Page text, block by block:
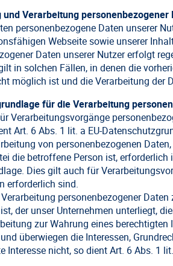
Verarbeitung personenbezogener
personenbezogene Daten unserer
Webseite sowie unserer
Daten unserer Nutzer erfolgt
in solchen Fällen, in denen die
möglich ist und die Verarbeitung der
für die Verarbeitung
Verarbeitungsvorgänge
Art. 6 Abs. 1 lit. a EU-
von personenbezogenen
die betroffene Person ist, erforderlich
Dies gilt auch für
erforderlich sind.
personenbezogener
der unser Unternehmen unterliegt,
zur Wahrung eines
überwiegen die Interessen,
Interesse nicht, so dient Art. 6 Abs. 1